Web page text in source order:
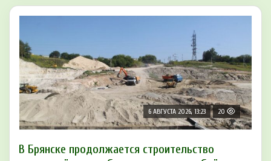
6 АВГУСТА 2026, 13:23 20
В Брянске продолжается строительство